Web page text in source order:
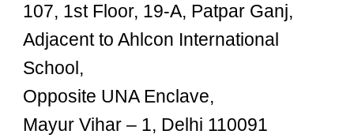
107, 1st Floor, 19-A, Patpar Ganj,
Adjacent to Ahlcon International
School,
Opposite UNA Enclave,
Mayur Vihar – 1, Delhi 110091